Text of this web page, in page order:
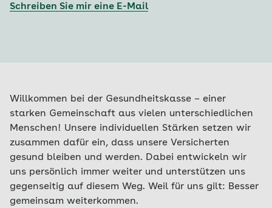
Schreiben Sie mir eine E-Mail
Willkommen bei der Gesundheitskasse – einer
starken Gemeinschaft aus vielen unterschiedlichen
Menschen! Unsere individuellen Stärken setzen wir
zusammen dafür ein, dass unsere Versicherten
gesund bleiben und werden. Dabei entwickeln wir
uns persönlich immer weiter und unterstützen uns
gegenseitig auf diesem Weg. Weil für uns gilt: Besser
gemeinsam weiterkommen.